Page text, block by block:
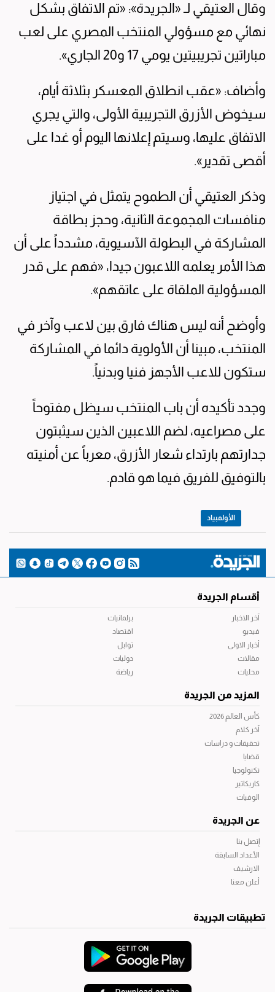
وقال العتيقي لـ «الجريدة»: «تم الاتفاق بشكل
نهائي مع مسؤولي المنتخب المصري على لعب
مباراتين تجريبيتين يومي 17 و20 الجاري».
وأضاف: «عقب انطلاق المعسكر بثلاثة أيام،
سيخوض الأزرق التجريبية الأولى، والتي يجري
الاتفاق عليها، وسيتم إعلانها اليوم أو غدا على
أقصى تقدير».
وذكر العتيقي أن الطموح يتمثل في اجتياز
منافسات المجموعة الثانية، وحجز بطاقة
المشاركة في البطولة الآسيوية، مشدداً على أن
هذا الأمر يعلمه اللاعبون جيدا، «فهم على قدر
المسؤولية الملقاة على عاتقهم».
وأوضح أنه ليس هناك فارق بين لاعب وآخر في
المنتخب، مبينا أن الأولوية دائما في المشاركة
ستكون للاعب الأجهز فنيا وبدنياً.
وجدد تأكيده أن باب المنتخب سيظل مفتوحاً
على مصراعيه، لضم اللاعبين الذين سيثبتون
جدارتهم بارتداء شعار الأزرق، معرباً عن أمنيته
بالتوفيق للفريق فيما هو قادم.
الأولمبياد
أقسام الجريدة
آخر الاخبار
فيديو
أخبار الاولى
مقالات
محليات
برلمانيات
اقتصاد
توابل
دوليات
رياضة
المزيد من الجريدة
كأس العالم 2026
آخر كلام
تحقيقات و دراسات
قضايا
تكنولوجيا
كاريكاتير
الوفيات
عن الجريدة
إتصل بنا
الأعداد السابقة
الارشيف
أعلن معنا
تطبيقات الجريدة